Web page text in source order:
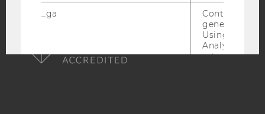
AMBA
_ga
Contains a
generated
Using this
Analytics can
returning